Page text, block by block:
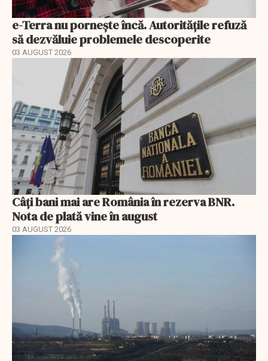
e-Terra nu pornește încă. Autoritățile refuză
să dezvăluie problemele descoperite
03 AUGUST 2026
Câți bani mai are România în rezerva BNR.
Nota de plată vine în august
03 AUGUST 2026